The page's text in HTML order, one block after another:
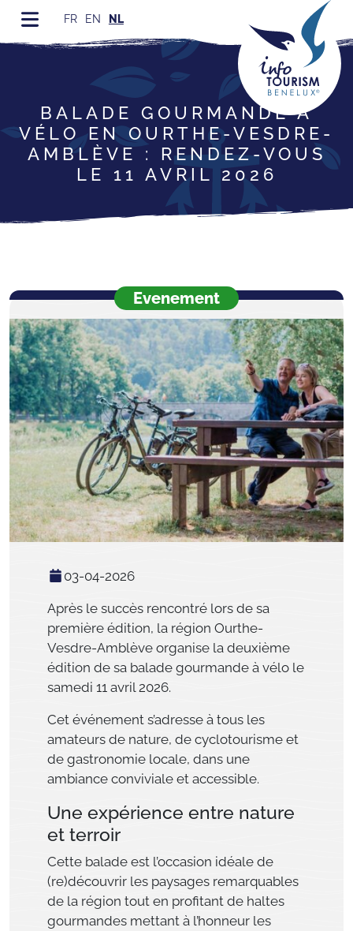
FR EN NL
BALADE GOURMANDE À
VÉLO EN OURTHE-VESDRE-
AMBLÈVE : RENDEZ-VOUS
LE 11 AVRIL 2026
Evenement
03-04-2026
Après le succès rencontré lors de sa
première édition, la région Ourthe-
Vesdre-Amblève organise la deuxième
édition de sa balade gourmande à vélo le
samedi 11 avril 2026.
Cet événement s’adresse à tous les
amateurs de nature, de cyclotourisme et
de gastronomie locale, dans une
ambiance conviviale et accessible.
Une expérience entre nature
et terroir
Cette balade est l’occasion idéale de
(re)découvrir les paysages remarquables
de la région tout en profitant de haltes
gourmandes mettant à l’honneur les